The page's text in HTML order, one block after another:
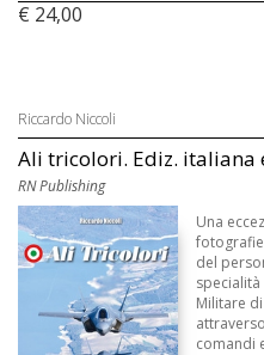
€ 24,00
Riccardo Niccoli
Ali tricolori. Ediz. italiana
RN Publishing
Una
del
Militare
comandi